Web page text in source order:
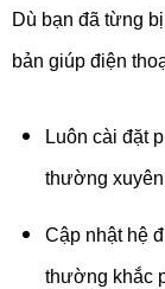
Dù bạn đã từng
bản giúp điện
Luôn cài đặt
thường
Cập nhật hệ
thường khắc